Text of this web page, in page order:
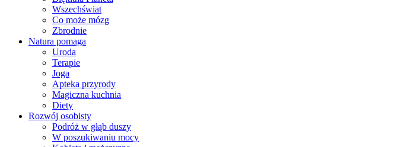
Wszechświat
Co może mózg
Zbrodnie
Natura pomaga
Uroda
Terapie
Joga
Apteka przyrody
Magiczna kuchnia
Diety
Rozwój osobisty
Podróż w głąb duszy
W poszukiwaniu mocy